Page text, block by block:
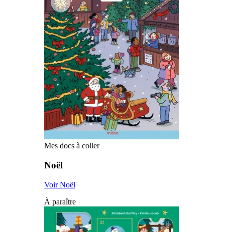
Mes docs à coller
Noël
Voir Noël
À paraître